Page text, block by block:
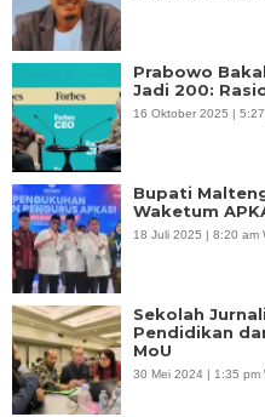
Prabowo
Jadi 200:
16 Oktober 2025 |
Bupati
Waketum
18 Juli 2025 | 8:20 am
Sekolah
Pendidikan
MoU
30 Mei 2024 | 1:35 pm